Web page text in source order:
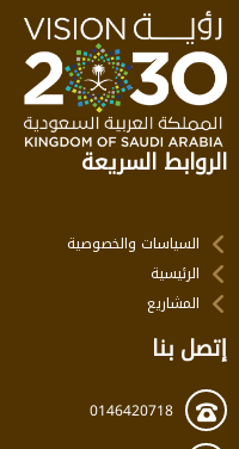
الروابط السريعة
السياسات والخصوصية
الرئيسية
المشاريع
إتصل بنا
0146420718